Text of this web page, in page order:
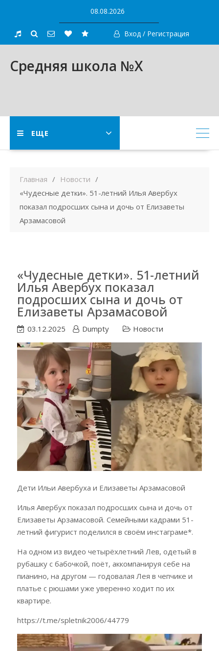
content
08.08.2026
Вход / Регистрация
Средняя школа №X
ЕЩЕ
Главная
Новости
«Чудесные детки». 51-летний Илья Авербух
показал подросших сына и дочь от Елизаветы
Арзамасовой
«Чудесные детки». 51-летний
Илья Авербух показал
подросших сына и дочь от
Елизаветы Арзамасовой
03.12.2025 Dumpty Новости
Дети Ильи Авербуха и Елизаветы Арзамасовой
Илья Авербух показал подросших сына и дочь от
Елизаветы Арзамасовой. Семейными кадрами 51-
летний фигурист поделился в своём инстаграме*.
На одном из видео четырёхлетний Лев, одетый в
рубашку с бабочкой, поёт, аккомпанируя себе на
пианино, на другом — годовалая Лея в чепчике и
платье с рюшами уже уверенно ходит по их
квартире.
https://t.me/spletnik2006/44779